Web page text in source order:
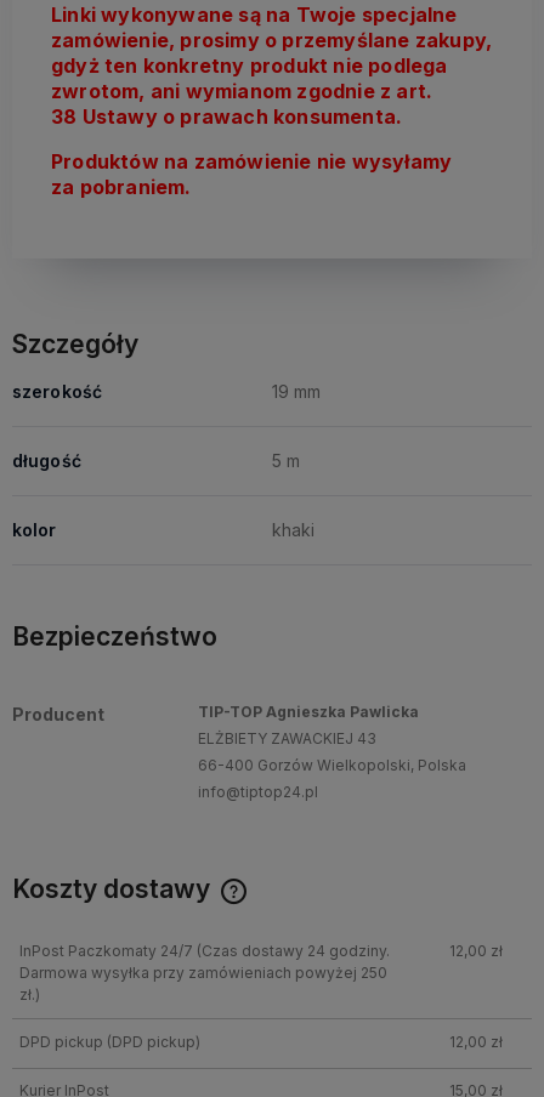
Linki wykonywane są na Twoje specjalne
zamówienie, prosimy o przemyślane zakupy,
gdyż ten konkretny produkt nie podlega
zwrotom, ani wymianom zgodnie z art.
38 Ustawy o prawach konsumenta.
Produktów na zamówienie nie wysyłamy
za pobraniem.
Szczegóły
szerokość 19 mm
długość 5 m
kolor khaki
Bezpieczeństwo
Producent
TIP-TOP Agnieszka Pawlicka
ELŻBIETY ZAWACKIEJ 43
66-400 Gorzów Wielkopolski, Polska
info@tiptop24.pl
Koszty dostawy
InPost Paczkomaty 24/7 (Czas dostawy 24 godziny.
Darmowa wysyłka przy zamówieniach powyżej 250
zł.)
12,00 zł
DPD pickup (DPD pickup) 12,00 zł
Kurier InPost 15,00 zł